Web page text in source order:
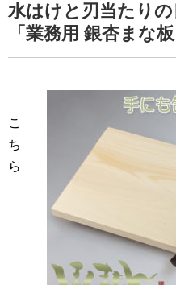
水はけと刃当たり
「業務用 銀杏まな板
こ
ち
ら